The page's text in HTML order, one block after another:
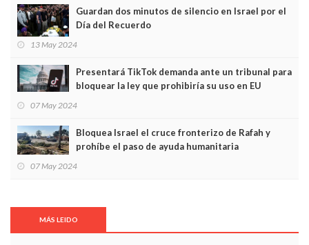
Guardan dos minutos de silencio en Israel por el
Día del Recuerdo
13 May 2024
Presentará TikTok demanda ante un tribunal para
bloquear la ley que prohibiría su uso en EU
07 May 2024
Bloquea Israel el cruce fronterizo de Rafah y
prohíbe el paso de ayuda humanitaria
07 May 2024
MÁS LEIDO